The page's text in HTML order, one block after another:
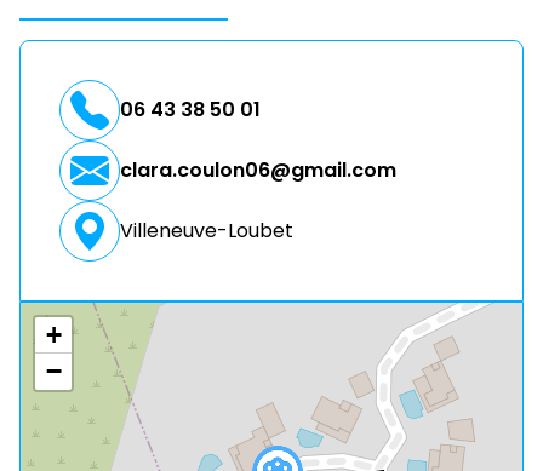
06 43 38 50 01
clara.coulon06@gmail.com
Villeneuve-Loubet
+
−